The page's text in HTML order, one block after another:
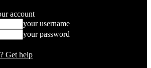
account
your username
your password
Get help